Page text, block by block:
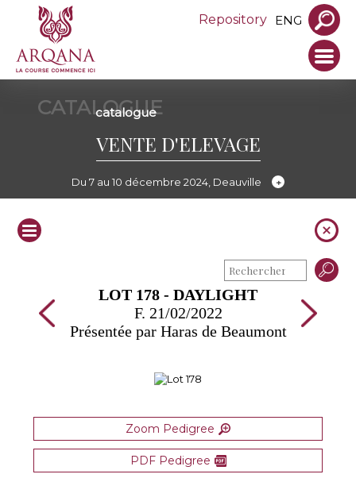
Repository ENG
CATALOGUE
catalogue
VENTE D'ELEVAGE
Du 7 au 10 décembre 2024, Deauville
LOT 178 - DAYLIGHT
F. 21/02/2022
Présentée par Haras de Beaumont
Zoom Pedigree
PDF Pedigree